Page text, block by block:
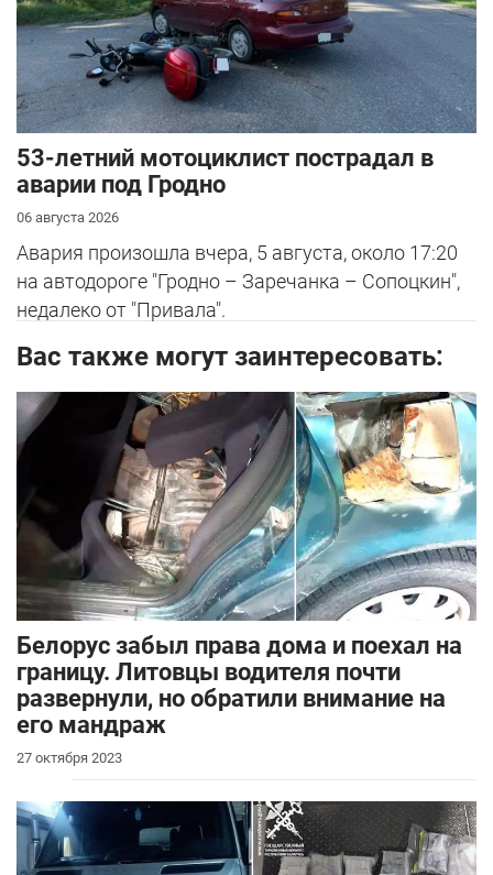
53-летний мотоциклист пострадал в
аварии под Гродно
06 августа 2026
Авария произошла вчера, 5 августа, около 17:20
на автодороге "Гродно – Заречанка – Сопоцкин",
недалеко от "Привала".
Вас также могут заинтересовать:
Белорус забыл права дома и поехал на
границу. Литовцы водителя почти
развернули, но обратили внимание на
его мандраж
27 октября 2023